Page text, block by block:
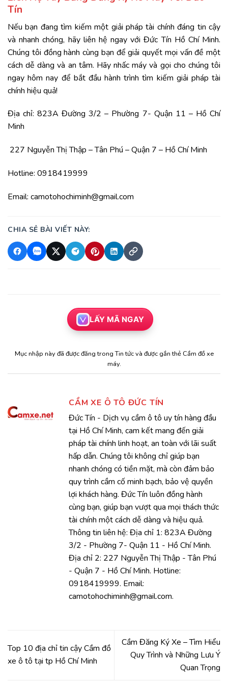
Tín
Nếu bạn đang tìm kiếm một giải pháp tài chính đáng tin cậy
và nhanh chóng, hãy liên hệ ngay vớiĐức Tín Hồ Chí Minh.
Chúng tôi đồng hành cùng bạn để giải quyết mọi vấn đề một
cách dễ dàng và an tâm. Hãy nhấc máy và gọi cho chúng tôi
ngay hôm nay để bắt đầu hành trình tìm kiếm giải pháp tài
chính hiệu quả!
Địa chỉ: 823A Đường 3/2 – Phường 7- Quận 11 – Hồ Chí
Minh
227 Nguyễn Thị Thập – Tân Phú – Quận 7 – Hồ Chí Minh
Hotline: 0918419999
Email: camotohochiminh@gmail.com
CHIA SẺ BÀI VIẾT NÀY:
LẤY MÃ NGAY
Mục nhập này đã được đăng trongTin tứcvà được gắn thẻ Cầm đồ xe
máy.
CẦM XE Ô TÔ ĐỨC TÍN
Đức Tín - Dịch vụ cầm ô tô uy tín hàng đầu
tại Hồ Chí Minh, cam kết mang đến giải
pháp tài chính linh hoạt, an toàn với lãi suất
hấp dẫn. Chúng tôi không chỉ giúp bạn
nhanh chóng có tiền mặt, mà còn đảm bảo
quy trình cầm cố minh bạch, bảo vệ quyền
lợi khách hàng. Đức Tín luôn đồng hành
cùng bạn, giúp bạn vượt qua mọi thách thức
tài chính một cách dễ dàng và hiệu quả.
Thông tin liên hệ: Địa chỉ 1: 823A Đường
3/2 - Phường 7- Quận 11 - Hồ Chí Minh.
Địa chỉ 2: 227 Nguyễn Thị Thập - Tân Phú
- Quận 7 - Hồ Chí Minh. Hotline:
0918419999. Email:
camotohochiminh@gmail.com.
Top 10 địa chỉ tin cậy Cầm đồ
xe ô tô tại tp Hồ Chí Minh
Cầm Đăng Ký Xe – Tìm Hiểu
Quy Trình và Những Lưu Ý
Quan Trọng